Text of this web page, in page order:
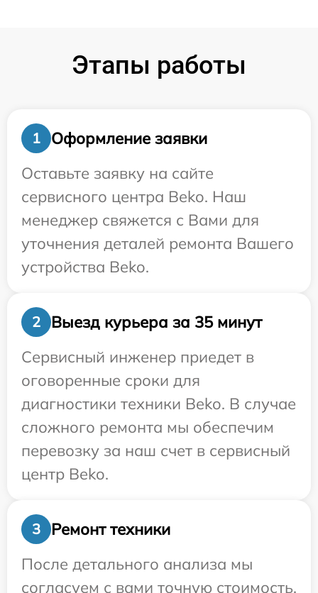
Этапы работы
1
Оформление заявки
Оставьте заявку на сайте
сервисного центра Beko. Наш
менеджер свяжется с Вами для
уточнения деталей ремонта Вашего
устройства Beko.
2
Выезд курьера за 35 минут
Сервисный инженер приедет в
оговоренные сроки для
диагностики техники Beko. В случае
сложного ремонта мы обеспечим
перевозку за наш счет в сервисный
центр Beko.
3
Ремонт техники
После детального анализа мы
согласуем с вами точную стоимость,